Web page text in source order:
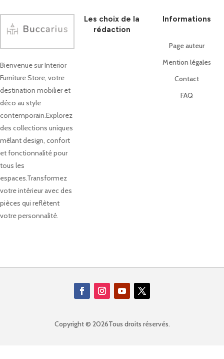
Bienvenue sur Interior
Furniture Store, votre
destination mobilier et
déco au style
contemporain.Explorez
des collections uniques
mêlant design, confort
et fonctionnalité pour
tous les
espaces.Transformez
votre intérieur avec des
pièces qui reflètent
votre personnalité.
Les choix de la
rédaction
Informations
Page auteur
Mention légales
Contact
FAQ
Copyright © 2026Tous droits réservés.